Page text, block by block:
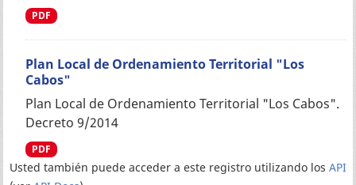
PDF
Plan Local de Ordenamiento Territorial "Los
Cabos"
Plan Local de Ordenamiento Territorial "Los Cabos".
Decreto 9/2014
PDF
Usted también puede acceder a este registro utilizando los API